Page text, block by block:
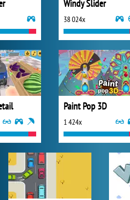
Windy Slider
38 024x
Paint Pop 3D
1 424x